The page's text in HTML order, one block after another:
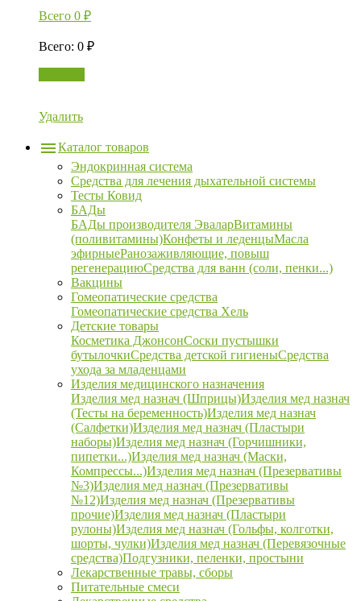
Всего 0 ₽
Всего: 0 ₽
Удалить
Каталог товаров
Эндокринная система
Средства для лечения дыхательной системы
Тесты Ковид
БАДы
БАДы производителя ЭваларВитамины
(поливитамины)Конфеты и леденцыМасла
эфирныеРанозаживляющие, повыш
регенерациюСредства для ванн (соли, пенки...)
Вакцины
Гомеопатические средства
Гомеопатические средства Хель
Детские товары
Косметика ДжонсонСоски пустышки
бутылочкиСредства детской гигиеныСредства
ухода за младенцами
Изделия медицинского назначения
Изделия мед назнач (Шприцы)Изделия мед назнач
(Тесты на беременность)Изделия мед назнач
(Салфетки)Изделия мед назнач (Пластыри
наборы)Изделия мед назнач (Горчишники,
пипетки...)Изделия мед назнач (Маски,
Компрессы...)Изделия мед назнач (Презервативы
№3)Изделия мед назнач (Презервативы
№12)Изделия мед назнач (Презервативы
прочие)Изделия мед назнач (Пластыри
рулоны)Изделия мед назнач (Гольфы, колготки,
шорты, чулки)Изделия мед назнач (Перевязочные
средства)Подгузники, пеленки, простыни
Лекарственные травы, сборы
Питательные смеси